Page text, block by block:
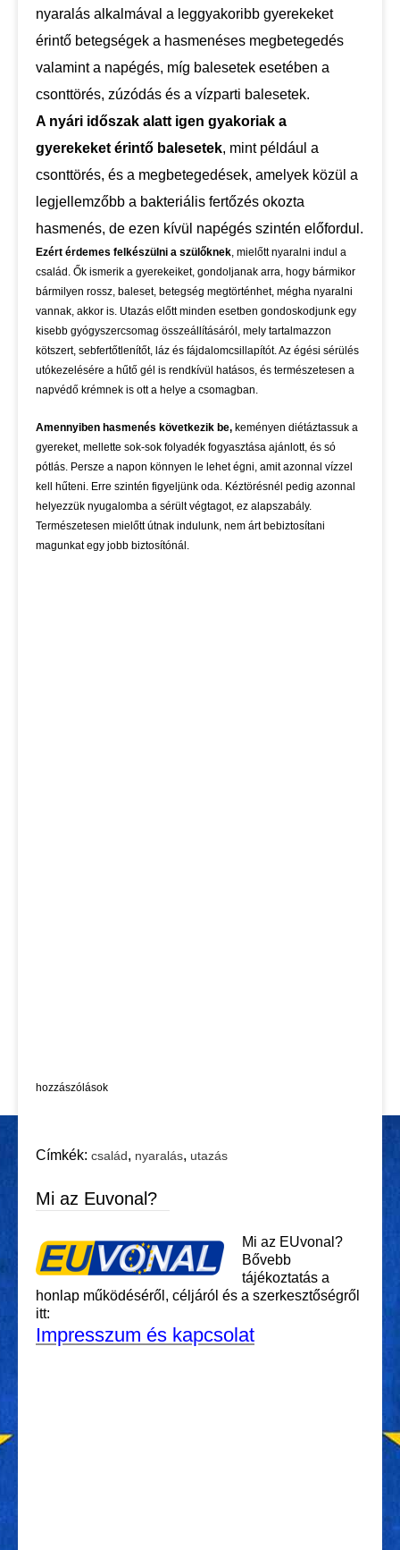
nyaralás alkalmával a leggyakoribb gyerekeket
érintő betegségek a hasmenéses megbetegedés
valamint a napégés, míg balesetek esetében a
csonttörés, zúzódás és a vízparti balesetek.
A nyári időszak alatt igen gyakoriak a
gyerekeket érintő balesetek, mint például a
csonttörés, és a megbetegedések, amelyek közül a
legjellemzőbb a bakteriális fertőzés okozta
hasmenés, de ezen kívül napégés szintén előfordul.
Ezért érdemes felkészülni a szülőknek, mielőtt nyaralni indul a
család. Ők ismerik a gyerekeiket, gondoljanak arra, hogy bármikor
bármilyen rossz, baleset, betegség megtörténhet, mégha nyaralni
vannak, akkor is. Utazás előtt minden esetben gondoskodjunk egy
kisebb gyógyszercsomag összeállításáról, mely tartalmazzon
kötszert, sebfertőtlenítőt, láz és fájdalomcsillapítót. Az égési sérülés
utókezelésére a hűtő gél is rendkívül hatásos, és természetesen a
napvédő krémnek is ott a helye a csomagban.
Amennyiben hasmenés következik be, keményen diétáztassuk a
gyereket, mellette sok-sok folyadék fogyasztása ajánlott, és só
pótlás. Persze a napon könnyen le lehet égni, amit azonnal vízzel
kell hűteni. Erre szintén figyeljünk oda. Kéztörésnél pedig azonnal
helyezzük nyugalomba a sérült végtagot, ez alapszabály.
Természetesen mielőtt útnak indulunk, nem árt bebiztosítani
magunkat egy jobb biztosítónál.
hozzászólások
Címkék: család, nyaralás, utazás
Mi az Euvonal?
Mi az EUvonal?
Bővebb
tájékoztatás a
honlap működéséről, céljáról és a szerkesztőségről
itt:
Impresszum és kapcsolat